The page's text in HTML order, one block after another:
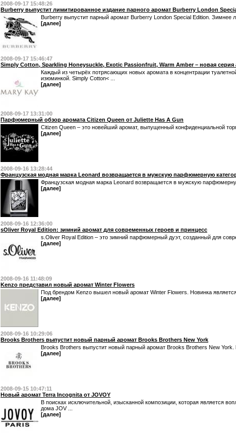
2008-09-17 15:48:26
Burberry выпустит лимитированное издание парного аромат Burberry London
Burberry выпустит парный аромат Burberry London Special Edition. Зимнее
[далее]
2008-09-17 15:46:47
Simply Cotton, Sparkling Honeysuckle, Exotic Passionfruit, Warm Amber – новая серия
Каждый из четырёх потрясающих новых аромата в концентрации
изюминкой. Simply Cotton< ...
[далее]
2008-09-17 13:31:00
Парфюмерный обзор аромата Citizen Queen от Juliette Has A Gun
Citizen Queen – это новейший аромат, выпущенный конфиденциальной
[далее]
2008-09-16 13:28:44
Французская модная марка Leonard возвращается в мужскую парфюмерную
Французская модная марка Leonard возвращается в мужскую
[далее]
2008-09-16 12:36:00
sOliver Royal Edition: зимний аромат для современных героев и принцесс
s.Oliver Royal Edition – это зимний парфюмерный дуэт, созданный для
[далее]
2008-09-16 11:48:09
Kenzo представил новый аромат Winter Flowers
Под брендом Kenzo вышел новый аромат Winter Flowers. Новинка
[далее]
2008-09-16 10:29:06
Brooks Brothers выпустит новый парный аромат Brooks Brothers New York
Brooks Brothers выпустит новый парный аромат Brooks Brothers New York.
[далее]
2008-09-15 10:47:11
Новый аромат Terra Incognita от JOVOY
В поисках исключительной, изысканной композиции, которая является
дома JOV ...
[далее]